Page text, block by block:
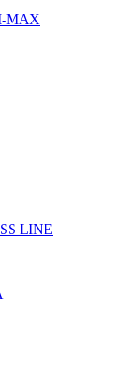
MAX
LINE